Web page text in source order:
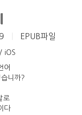
EPUB파일
iOS
어
니까?
로
다